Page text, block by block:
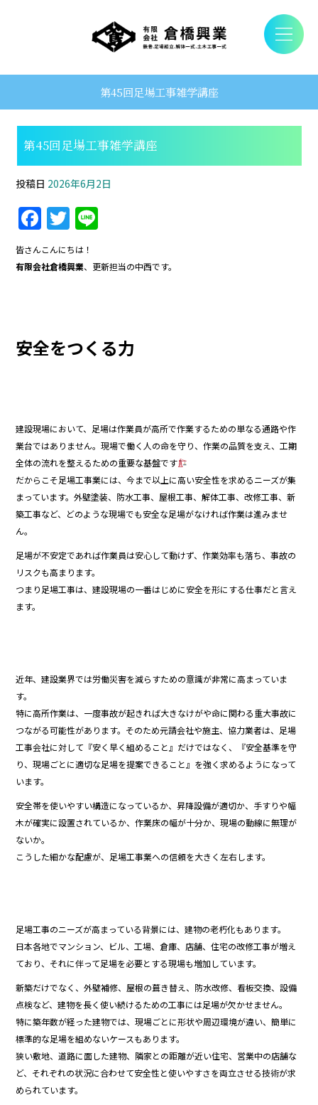
第45回足場工事雑学講座
第45回足場工事雑学講座
投稿日 2026年6月2日
F
a
c
o
o
T
w
itt e
皆さんこんにちは！
有限会社倉橋興業、更新担当の中西です。
安全をつくる力
建設現場において、足場は作業員が高所で作業するための単なる通路や作
業台ではありません。現場で働く人の命を守り、作業の品質を支え、工期
全体の流れを整えるための重要な基盤です
だからこそ足場工事業には、今まで以上に高い安全性を求めるニーズが集
まっています。外壁塗装、防水工事、屋根工事、解体工事、改修工事、新
築工事など、どのような現場でも安全な足場がなければ作業は進みませ
ん。
足場が不安定であれば作業員は安心して動けず、作業効率も落ち、事故の
リスクも高まります。
つまり足場工事は、建設現場の一番はじめに安全を形にする仕事だと言え
ます。
近年、建設業界では労働災害を減らすための意識が非常に高まっていま
す。
特に高所作業は、一度事故が起きれば大きなけがや命に関わる重大事故に
つながる可能性があります。そのため元請会社や施主、協力業者は、足場
工事会社に対して『安く早く組めること』だけではなく、『安全基準を守
り、現場ごとに適切な足場を提案できること』を強く求めるようになって
います。
安全帯を使いやすい構造になっているか、昇降設備が適切か、手すりや幅
木が確実に設置されているか、作業床の幅が十分か、現場の動線に無理が
ないか。
こうした細かな配慮が、足場工事業への信頼を大きく左右します。
足場工事のニーズが高まっている背景には、建物の老朽化もあります。
日本各地でマンション、ビル、工場、倉庫、店舗、住宅の改修工事が増え
ており、それに伴って足場を必要とする現場も増加しています。
新築だけでなく、外壁補修、屋根の葺き替え、防水改修、看板交換、設備
点検など、建物を長く使い続けるための工事には足場が欠かせません。
特に築年数が経った建物では、現場ごとに形状や周辺環境が違い、簡単に
標準的な足場を組めないケースもあります。
狭い敷地、道路に面した建物、隣家との距離が近い住宅、営業中の店舗な
ど、それぞれの状況に合わせて安全性と使いやすさを両立させる技術が求
められています。